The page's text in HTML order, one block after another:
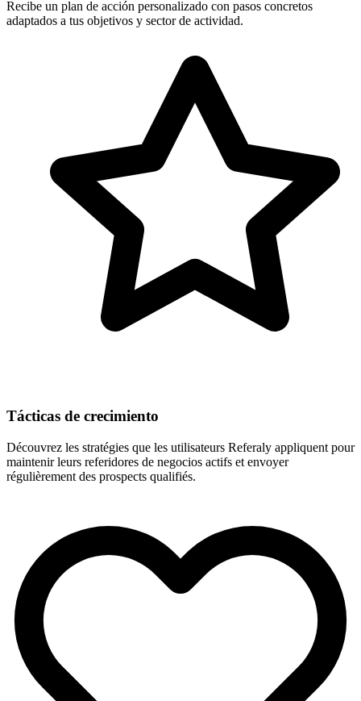
Recibe un plan de acción personalizado con pasos concretos
adaptados a tus objetivos y sector de actividad.
Tácticas de crecimiento
Découvrez les stratégies que les utilisateurs Referaly appliquent pour
maintenir leurs referidores de negocios actifs et envoyer
régulièrement des prospects qualifiés.